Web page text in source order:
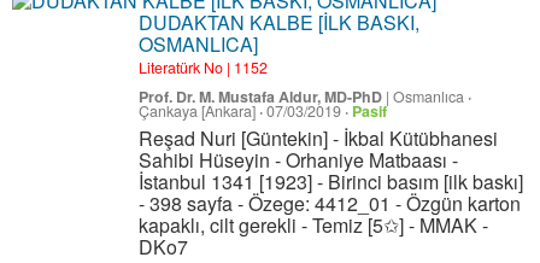
DUDAKTAN KALBE [İLK BASKI,
OSMANLICA]
Literatürk No | 1152
Prof. Dr. M. Mustafa Aldur, MD-PhD | Osmanlıca ·
Çankaya [Ankara] ·07/03/2019 · Pasif
Reşad Nuri [Güntekin] - İkbal Kütübhanesi
Sahibi Hüseyin - Orhaniye Matbaası -
İstanbul 1341 [1923] - Birinci basım [ilk baskı]
- 398 sayfa - Özege: 4412_01 - Özgün karton
kapaklı, cilt gerekli - Temiz [5✩] - MMAK -
DKo7